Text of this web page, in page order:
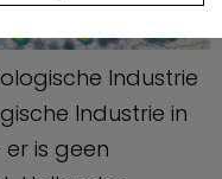
Industrie
Industrie in
is geen